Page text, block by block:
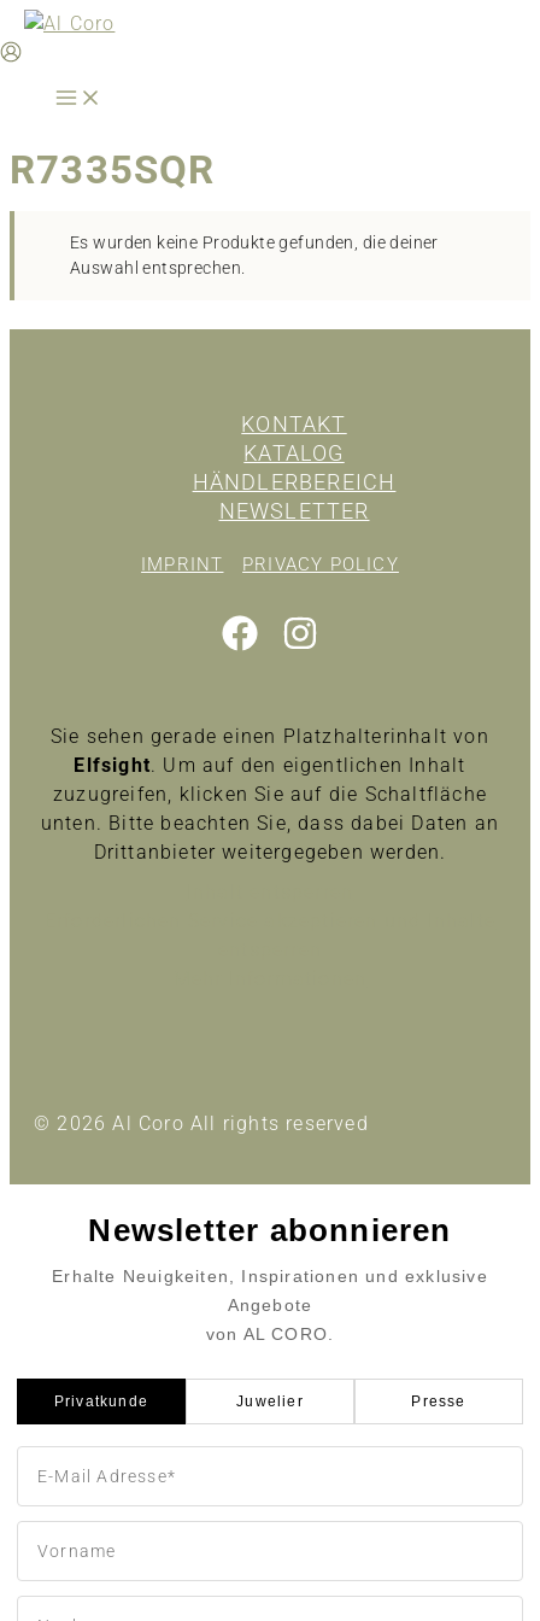
Zum
Inhalt
R7335SQR
Es wurden keine Produkte gefunden, die deiner
Auswahl entsprechen.
KONTAKT
KATALOG
HÄNDLERBEREICH
NEWSLETTER
IMPRINT PRIVACY POLICY
Sie sehen gerade einen Platzhalterinhalt von
Elfsight. Um auf den eigentlichen Inhalt
zuzugreifen, klicken Sie auf die Schaltfläche
unten. Bitte beachten Sie, dass dabei Daten an
Drittanbieter weitergegeben werden.
© 2026 Al Coro All rights reserved
Newsletter abonnieren
Erhalte Neuigkeiten, Inspirationen und exklusive
Angebote
von AL CORO.
Privatkunde Juwelier Presse